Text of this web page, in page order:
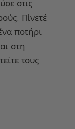
στις
Πίνετέ
ποτήρι
στη
τους